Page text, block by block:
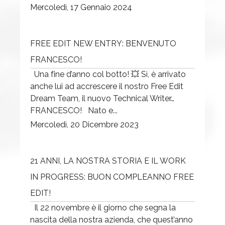
Mercoledì, 17 Gennaio 2024
FREE EDIT NEW ENTRY: BENVENUTO
FRANCESCO!
Una fine d’anno col botto! 💥 Sì, è arrivato
anche lui ad accrescere il nostro Free Edit
Dream Team, il nuovo Technical Writer…
FRANCESCO! Nato e...
Mercoledì, 20 Dicembre 2023
21 ANNI, LA NOSTRA STORIA E IL WORK
IN PROGRESS: BUON COMPLEANNO FREE
EDIT!
Il 22 novembre è il giorno che segna la
nascita della nostra azienda, che quest’anno